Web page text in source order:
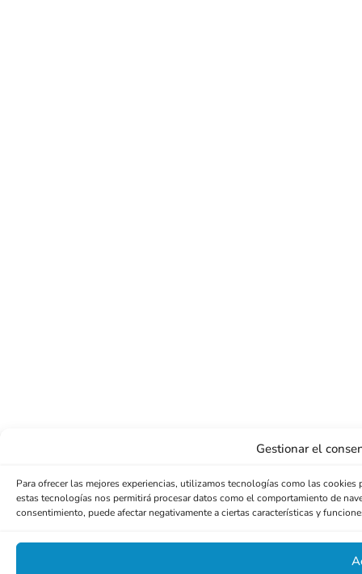
Gestionar el
Para ofrecer las mejores experiencias, utilizamos tecnologías como las
estas tecnologías nos permitirá procesar datos como el comportamiento de
consentimiento, puede afectar negativamente a ciertas características y